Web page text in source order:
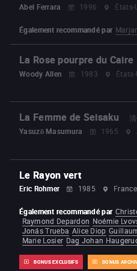
Abel Ferrara
1996 États-
Également recommandé par
La Rose pourpre du Caire
Woody Allen
1983
La Femme de Seisaku
Yasuzō Masumura
1965
Le Rayon vert
Eric Rohmer 1985 France
BONUS EXCLUSIFS BONUS
Également recommandé par
Raymond Depardon Noémie
Jonás Trueba Alice Diop
Marie Losier Dag Johan